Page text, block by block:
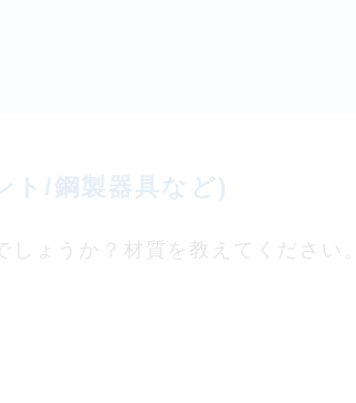
ト/鋼製器具など)
ょうか？材質を教えてください。